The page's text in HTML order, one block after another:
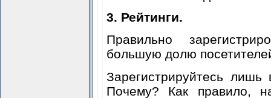
3. Рейтинги.
Правильно
большую долю
Зарегистрируйтесь лишь
Почему? Как правило,